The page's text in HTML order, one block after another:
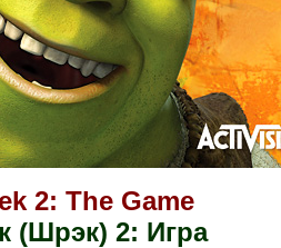
2: The Game
(Шрэк) 2: Игра